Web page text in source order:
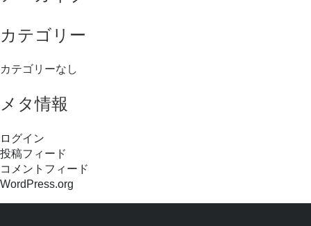
カテゴリー
カテゴリーなし
メタ情報
ログイン
投稿フィード
コメントフィード
WordPress.org